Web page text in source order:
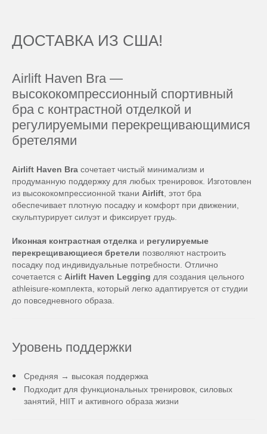
ДОСТАВКА ИЗ США!
Airlift Haven Bra —
высококомпрессионный спортивный
бра с контрастной отделкой и
регулируемыми перекрещивающимися
бретелями
Airlift Haven Bra сочетает чистый минимализм и
продуманную поддержку для любых тренировок. Изготовлен
из высококомпрессионной ткани Airlift , этот бра
обеспечивает плотную посадку и комфорт при движении,
скульптурирует силуэт и фиксирует грудь.
Иконная контрастная отделка и регулируемые
перекрещивающиеся бретели позволяют настроить
посадку под индивидуальные потребности. Отлично
сочетается с Airlift Haven Legging для создания цельного
athleisure-комплекта, который легко адаптируется от студии
до повседневного образа.
Уровень поддержки
Средняя → высокая поддержка
Подходит для функциональных тренировок, силовых
занятий, HIIT и активного образа жизни